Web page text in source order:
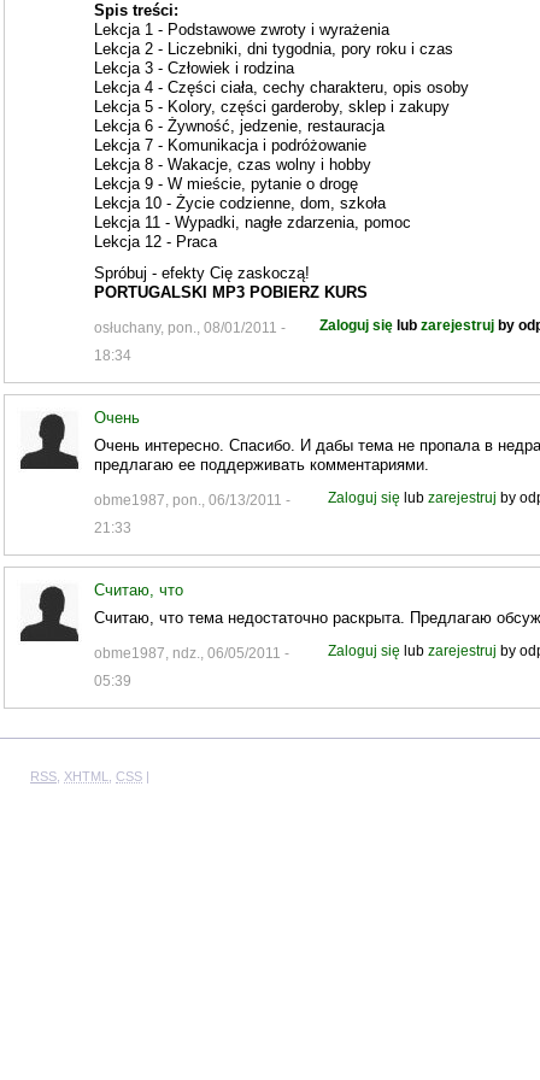
Spis treści:
Lekcja 1 - Podstawowe zwroty i wyrażenia
Lekcja 2 - Liczebniki, dni tygodnia, pory roku i czas
Lekcja 3 - Człowiek i rodzina
Lekcja 4 - Części ciała, cechy charakteru, opis osoby
Lekcja 5 - Kolory, części garderoby, sklep i zakupy
Lekcja 6 - Żywność, jedzenie, restauracja
Lekcja 7 - Komunikacja i podróżowanie
Lekcja 8 - Wakacje, czas wolny i hobby
Lekcja 9 - W mieście, pytanie o drogę
Lekcja 10 - Życie codzienne, dom, szkoła
Lekcja 11 - Wypadki, nagłe zdarzenia, pomoc
Lekcja 12 - Praca
Spróbuj - efekty Cię zaskoczą!
PORTUGALSKI MP3 POBIERZ KURS
Zaloguj sięlub zarejestrujby
osłuchany, pon., 08/01/2011 -
18:34
Очень
Очень интересно. Спасибо. И дабы тема не пропала в
предлагаю ее поддерживать комментариями.
Zaloguj się lub zarejestruj by
obme1987, pon., 06/13/2011 -
21:33
Считаю, что
Считаю, что тема недостаточно раскрыта. Предлагаю
Zaloguj się lub zarejestruj by
obme1987, ndz., 06/05/2011 -
05:39
RSS XHTML CSS |